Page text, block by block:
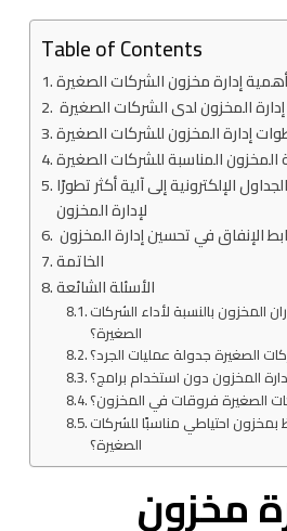
Table of Contents
أهمية إدارة مخزون الشركات الصغيرة
المخزون لدى الشركات الصغيرة
إدارة المخزون للشركات الصغيرة
المخزون المناسبة للشركات الصغيرة
الإلكترونية إلى آلية أكثر تطورًا
لإدارة المخزون
الإنفاق في تحسين إدارة المخزون
الخاتمة
الأسئلة الشائعة
المخزون بالنسبة لأداء الشركات
الصغيرة؟
الصغيرة جدولة عمليات الجرد؟
المخزون دون استخدام برامج؟
الصغيرة فروقات في المخزون؟
بمخزون احتياطي مناسبًا للشركات
الصغيرة؟
مخزون